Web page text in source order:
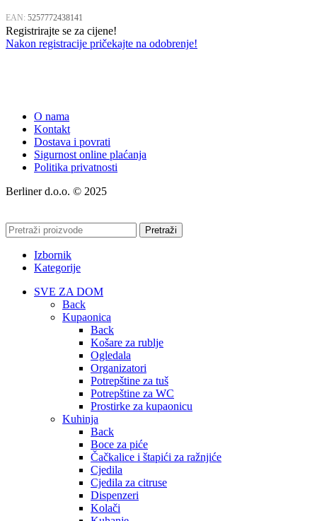
EAN: 5257772438141
Registrirajte se za cijene!
Nakon registracije pričekajte na odobrenje!
O nama
Kontakt
Dostava i povrati
Sigurnost online plaćanja
Politika privatnosti
Berliner d.o.o. © 2025
Pretraži
Izbornik
Kategorije
SVE ZA DOM
Back
Kupaonica
Back
Košare za rublje
Ogledala
Organizatori
Potrepštine za tuš
Potrepštine za WC
Prostirke za kupaonicu
Kuhinja
Back
Boce za piće
Čačkalice i štapići za ražnjiće
Cjedila
Cjedila za citruse
Dispenzeri
Kolači